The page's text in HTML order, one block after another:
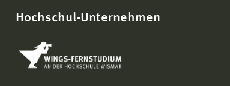
Hochschul-Unternehmen